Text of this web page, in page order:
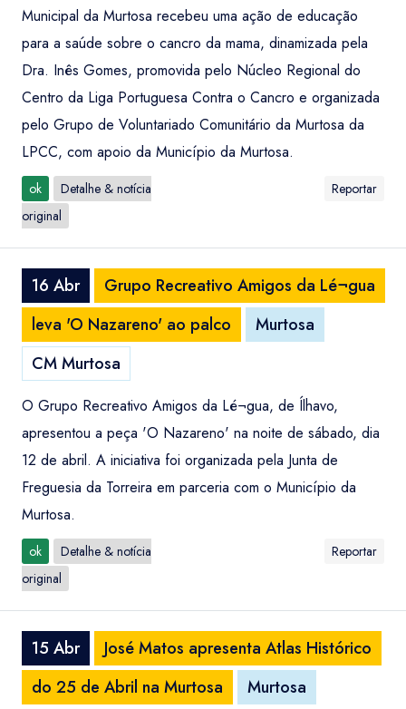
Municipal da Murtosa recebeu uma ação de educação
para a saúde sobre o cancro da mama, dinamizada pela
Dra. Inês Gomes, promovida pelo Núcleo Regional do
Centro da Liga Portuguesa Contra o Cancro e organizada
pelo Grupo de Voluntariado Comunitário da Murtosa da
LPCC, com apoio da Município da Murtosa.
ok
Detalhe & notícia
original
Reportar
16 Abr
Grupo Recreativo Amigos da Lé¬gua
leva 'O Nazareno' ao palco
Murtosa
CM Murtosa
O Grupo Recreativo Amigos da Lé¬gua, de Ílhavo,
apresentou a peça 'O Nazareno' na noite de sábado, dia
12 de abril. A iniciativa foi organizada pela Junta de
Freguesia da Torreira em parceria com o Município da
Murtosa.
ok
Detalhe & notícia
original
Reportar
15 Abr
José Matos apresenta Atlas Histórico
do 25 de Abril na Murtosa
Murtosa